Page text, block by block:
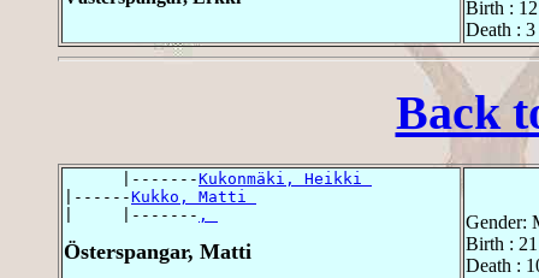
Birth :
Death :
Back
      |-------
Kukonmäki, Heikki
|------Kukko, Matti
|     |------- ,
Österspangar, Matti
Gender:
Birth :
Death :